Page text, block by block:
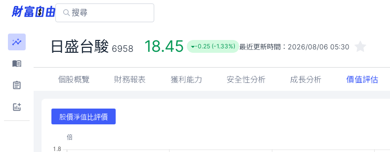
日盛台駿 6958 18.45 -0.25 (-1.33%) 最近更新時間： 2026/08/06 05:30
個股概覽 財務報表 獲利能力 安全性分析 成長分析 價值評估
股價淨值比評價